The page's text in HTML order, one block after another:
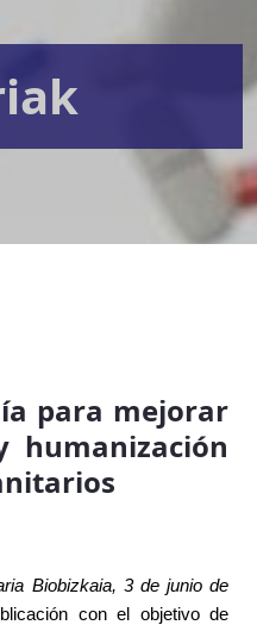
para mejorar
humanización
Biobizkaia, 3 de junio de
con el objetivo de